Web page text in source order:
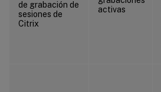
de grabación de
sesiones de
Citrix
activas